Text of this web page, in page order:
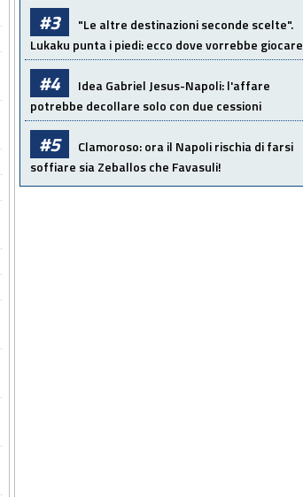
#3
"Le altre destinazioni seconde scelte".
Lukaku punta i piedi: ecco dove vorrebbe giocare
#4
Idea Gabriel Jesus-Napoli: l'affare
potrebbe decollare solo con due cessioni
#5
Clamoroso: ora il Napoli rischia di farsi
soffiare sia Zeballos che Favasuli!